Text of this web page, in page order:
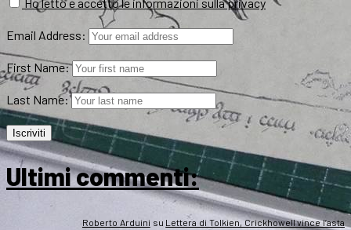
Ho letto e accetto le informazioni sulla privacy
Email Address:
First Name:
Last Name:
Ultimi commenti:
Roberto Arduini su Lettera di Tolkien, Crickhowell vince l’asta